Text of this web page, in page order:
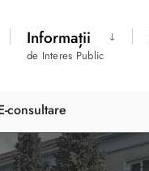
Informații
de Interes Public
consultare